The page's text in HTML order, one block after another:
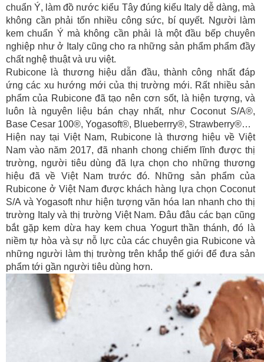
chuẩn Ý, làm đồ nước kiểu Tây đúng kiểu Italy dễ dàng, mà
không cần phải tốn nhiều công sức, bí quyết. Người làm
kem chuẩn Ý mà không cần phải là một đầu bếp chuyên
nghiệp như ở Italy cũng cho ra những sản phẩm phẩm đầy
chất nghệ thuật và ưu việt.
Rubicone là thương hiệu dẫn đầu, thành công nhất đáp
ứng các xu hướng mới của thị trường mới. Rất nhiều sản
phẩm của Rubicone đã tạo nên cơn sốt, là hiện tượng, và
luôn là nguyên liệu bán chạy nhất, như Coconut S/A®,
Base Cesar 100®, Yogasoft®, Blueberrry®, Strawberry®…
Hiện nay tại Việt Nam, Rubicone là thương hiệu về Việt
Nam vào năm 2017, đã nhanh chong chiếm lĩnh được thị
trường, người tiêu dùng đã lựa chọn cho những thương
hiệu đã về Việt Nam trước đó. Những sản phẩm của
Rubicone ở Việt Nam được khách hàng lựa chọn Coconut
S/A và Yogasoft như hiện tượng văn hóa lan nhanh cho thị
trường Italy và thị trường Việt Nam. Đâu đâu các bạn cũng
bắt gặp kem dừa hay kem chua Yogurt thần thánh, đó là
niềm tự hòa và sự nỗ lực của các chuyên gia Rubicone và
những người làm thị trường trên khắp thế giới để đưa sản
phẩm tới gần người tiêu dùng hơn.